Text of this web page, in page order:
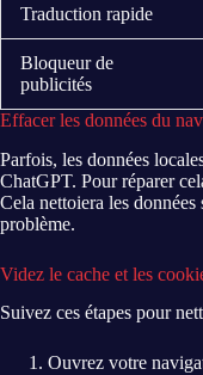
Traduction rapide
Bloqueur de
publicités
Effacer les données du
Parfois, les données
ChatGPT. Pour réparer
Cela nettoiera les
problème.
Videz le cache et les
Suivez ces étapes pour
Ouvrez votre